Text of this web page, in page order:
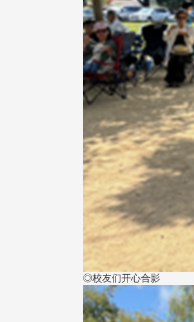
◎校友们开心合影